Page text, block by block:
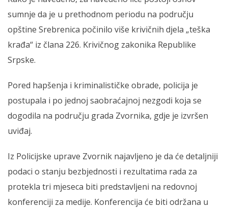
sumnje da je u prethodnom periodu na području
opštine Srebrenica počinilo više krivičnih djela „teška
krađa“ iz člana 226. Krivičnog zakonika Republike
Srpske.
Pored hapšenja i kriminalističke obrade, policija je
postupala i po jednoj saobraćajnoj nezgodi koja se
dogodila na području grada Zvornika, gdje je izvršen
uviđaj.
Iz Policijske uprave Zvornik najavljeno je da će detaljniji
podaci o stanju bezbjednosti i rezultatima rada za
protekla tri mjeseca biti predstavljeni na redovnoj
konferenciji za medije. Konferencija će biti održana u